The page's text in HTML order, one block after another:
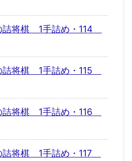
詰将棋 1手詰め・114
詰将棋 1手詰め・115
詰将棋 1手詰め・116
詰将棋 1手詰め・117